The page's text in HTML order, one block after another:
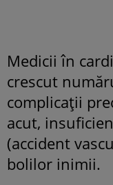
Medicii în
crescut
complicații
acut,
(accident
bolilor inimii.